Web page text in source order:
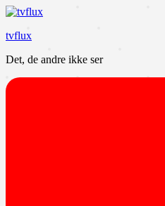
Videre
indhold
tvflux
Det, de andre ikke ser